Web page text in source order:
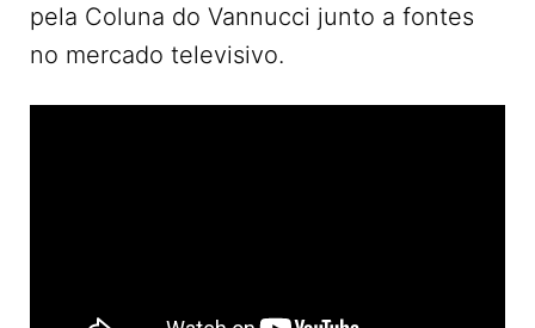
pela Coluna do Vannucci junto a fontes
no mercado televisivo.